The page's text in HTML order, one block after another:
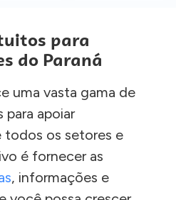
para
do Paraná
uma vasta gama de
apoiar
todos os setores e
é fornecer as
, informações e